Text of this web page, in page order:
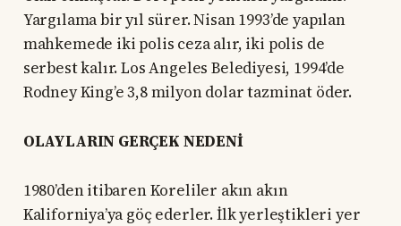
Yargılama bir yıl sürer. Nisan 1993’de yapılan
mahkemede iki polis ceza alır, iki polis de
serbest kalır. Los Angeles Belediyesi, 1994’de
Rodney King’e 3,8 milyon dolar tazminat öder.
OLAYLARIN GERÇEK NEDENİ
1980’den itibaren Koreliler akın akın
Kaliforniya’ya göç ederler. İlk yerleştikleri yer